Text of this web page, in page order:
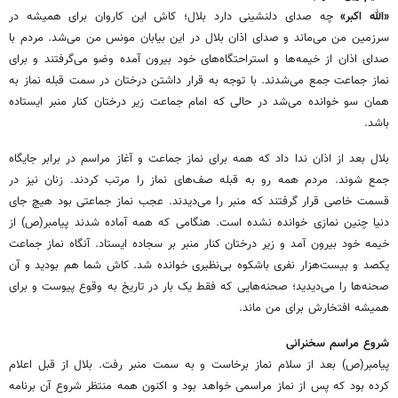
«الله اکبر»چه صدای دلنشینی دارد بلال؛ کاش این کاروان برای همیشه در
سرزمین من می‌ماند و صدای اذان بلال در این بیابان مونس من می‌شد. مردم با
صدای اذان از خیمه‌ها و استراحتگاه‌های خود بیرون آمده وضو می‌گرفتند و برای
نماز جماعت جمع می‌شدند. با توجه به قرار داشتن درختان در سمت قبله نماز به
همان سو خوانده می‌شد در حالی که امام جماعت زیر درختان کنار منبر ایستاده
باشد.
بلال بعد از اذان ندا داد که همه برای نماز جماعت و آغاز مراسم در برابر جایگاه
جمع شوند. مردم همه رو به قبله صف‌های نماز را مرتب کردند. زنان نیز در
قسمت خاصی قرار گرفتند که منبر را می‌دیدند. عجب نماز جماعتی بود هیچ جای
دنیا چنین نمازی خوانده نشده است. هنگامی که همه آماده شدند پیامبر(ص) از
خیمه خود بیرون آمد و زیر درختان کنار منبر بر سجاده ایستاد. آنگاه نماز جماعت
یکصد و بیست‌هزار نفری باشکوه بی‌نظیری خوانده شد. کاش شما هم بودید و آن
صحنه‌ها را می‌دیدید؛ صحنه‌هایی که فقط یک بار در تاریخ به وقوع پیوست و برای
همیشه افتخارش برای من ماند.
شروع مراسم سخنرانی
پیامبر(ص) بعد از سلام نماز برخاست و به سمت منبر رفت. بلال از قبل اعلام
کرده بود که پس از نماز مراسمی خواهد بود و اکنون همه منتظر شروع آن برنامه